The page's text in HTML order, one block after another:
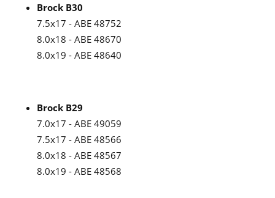
Brock B30
7.5x17 - ABE 48752
8.0x18 - ABE 48670
8.0x19 - ABE 48640
Brock B29
7.0x17 - ABE 49059
7.5x17 - ABE 48566
8.0x18 - ABE 48567
8.0x19 - ABE 48568